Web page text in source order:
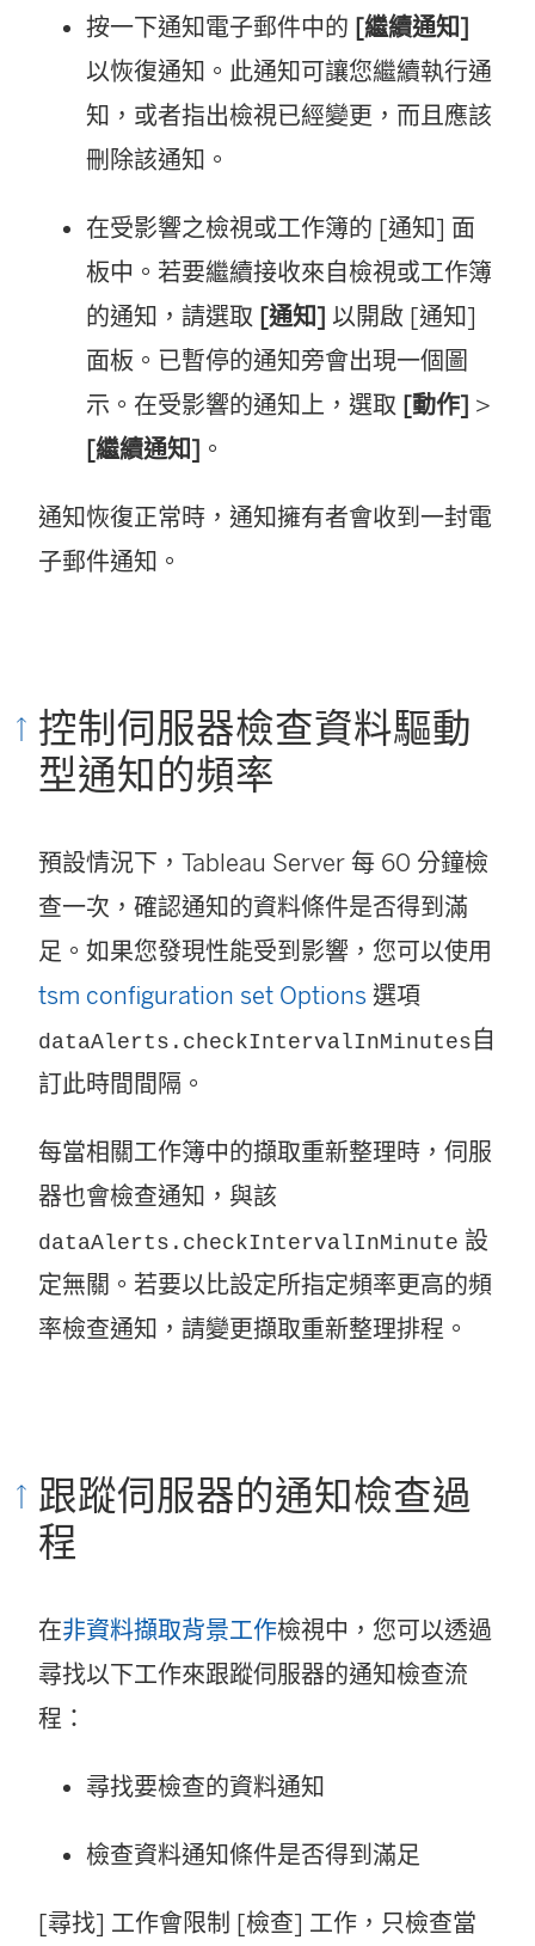
按一下通知電子郵件中的 [繼續通知]
以恢復通知。此通知可讓您繼續執行通
知，或者指出檢視已經變更，而且應該
刪除該通知。
在受影響之檢視或工作簿的 [通知] 面
板中。若要繼續接收來自檢視或工作簿
的通知，請選取 [通知] 以開啟 [通知]
面板。已暫停的通知旁會出現一個圖
示。在受影響的通知上，選取 [動作] >
[繼續通知] 。
通知恢復正常時，通知擁有者會收到一封電
子郵件通知。
控制伺服器檢查資料驅動
型通知的頻率
預設情況下， Tableau Server 每 60 分鐘檢
查一次，確認通知的資料條件是否得到滿
足。如果您發現性能受到影響，您可以使用
tsm configuration set Options 選項
dataAlerts.checkIntervalInMinutes 自
訂此時間間隔。
每當相關工作簿中的擷取重新整理時，伺服
器也會檢查通知，與該
dataAlerts.checkIntervalInMinute 設
定無關。若要以比設定所指定頻率更高的頻
率檢查通知，請變更擷取重新整理排程。
跟蹤伺服器的通知檢查過
程
在非資料擷取背景工作檢視中，您可以透過
尋找以下工作來跟蹤伺服器的通知檢查流
程：
尋找要檢查的資料通知
檢查資料通知條件是否得到滿足
[尋找] 工作會限制 [檢查] 工作，只檢查當